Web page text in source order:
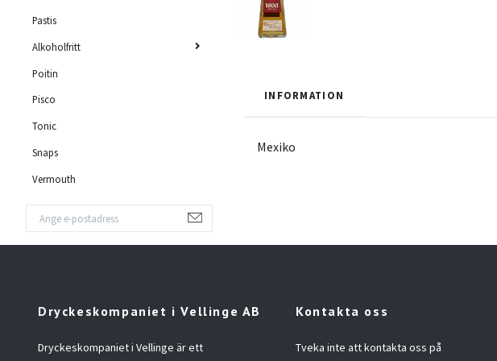
Pastis
Alkoholfritt
Poitin
Pisco
Tonic
Snaps
Vermouth
INFORMATION
Mexiko
Dryckeskompaniet i Vellinge AB
Dryckeskompaniet i Vellinge är ett
Kontakta oss
Tveka inte att kontakta oss på